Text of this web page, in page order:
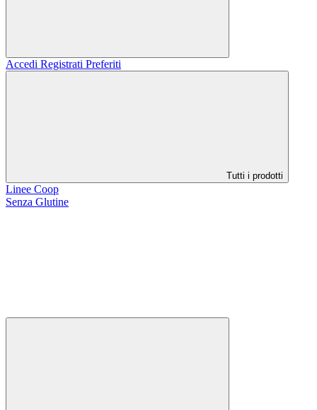
Accedi Registrati Preferiti
Tutti i prodotti
Linee Coop
Senza Glutine